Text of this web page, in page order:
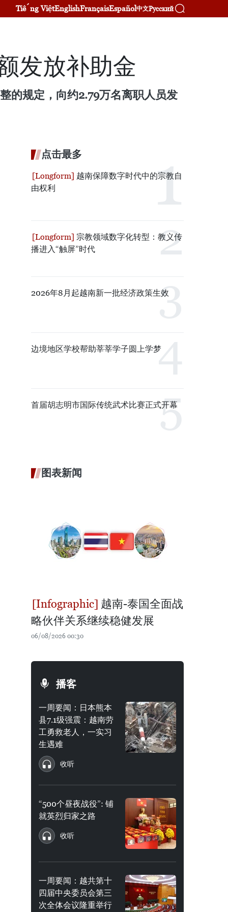
Tiếng ViệtEnglishFrançaisEspañol中文Русский
发放补助金
的规定，向约2.79万名离职人员发
点击最多
越南保障数字时代中的宗教自
由权利
宗教领域数字化转型：教义传
播进入“触屏”时代
2026年8月起越南新一批经济政策生效
边境地区学校帮助莘莘学子圆上学梦
首届胡志明市国际传统武术比赛正式开幕
图表新闻
越南-泰国全面战
略伙伴关系继续稳健发展
06/08/2026 00:30
播客
一周要闻：日本熊本
县7.1级强震：越南劳
工勇救老人，一实习
生遇难
收听
“500个昼夜战役”: 铺
就英烈归家之路
收听
一周要闻：越共第十
四届中央委员会第三
次全体会议隆重举行